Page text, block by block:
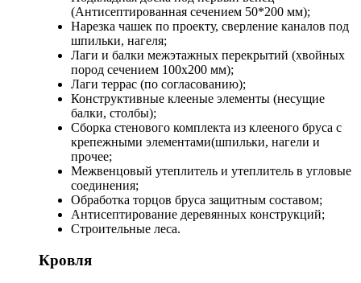
(Антисептированная сечением 50*200 мм);
Нарезка чашек по проекту, сверление каналов под
шпильки, нагеля;
Лаги и балки межэтажных перекрытий (хвойных
пород сечением 100х200 мм);
Лаги террас (по согласованию);
Конструктивные клееные элементы (несущие
балки, столбы);
Сборка стенового комплекта из клееного бруса с
крепежными элементами(шпильки, нагели и
прочее;
Межвенцовый утеплитель и утеплитель в угловые
соединения;
Обработка торцов бруса защитным составом;
Антисептирование деревянных конструкций;
Строительные леса.
Кровля